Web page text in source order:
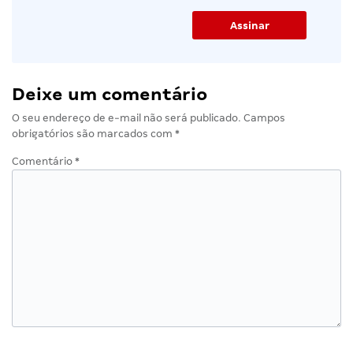
Deixe um comentário
O seu endereço de e-mail não será publicado. Campos
obrigatórios são marcados com *
Comentário *